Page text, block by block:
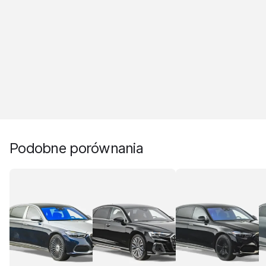
Podobne porównania